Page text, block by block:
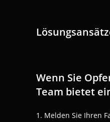
Wenn Sie
Team bietet
1. Melden Sie Ihren